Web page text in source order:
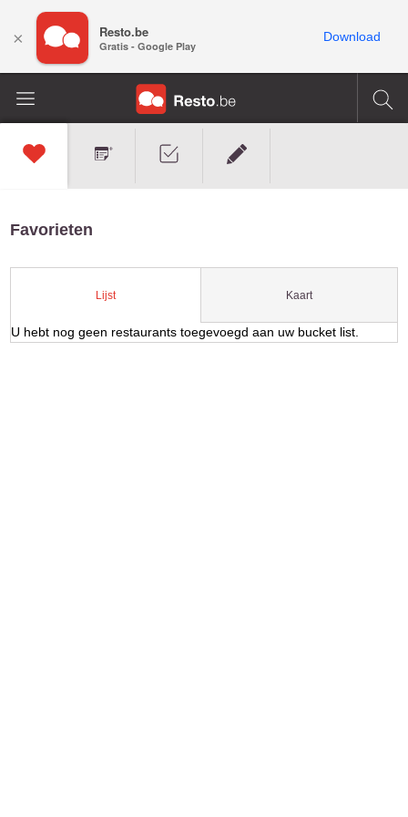
Favorieten
Lijst Kaart
U hebt nog geen restaurants toegevoegd aan uw bucket list.
× Resto.be
Gratis - Google Play
Download